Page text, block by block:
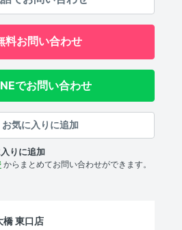
メラ 、 ＴＶモニタ付きインターホ
コン
ーリング
ター 、 敷地内ゴミ箱
料お問い合わせ
でお問い合わせ
お気に入りに追加
りに追加
からまとめてお問い合わせができます。
橋 東口店